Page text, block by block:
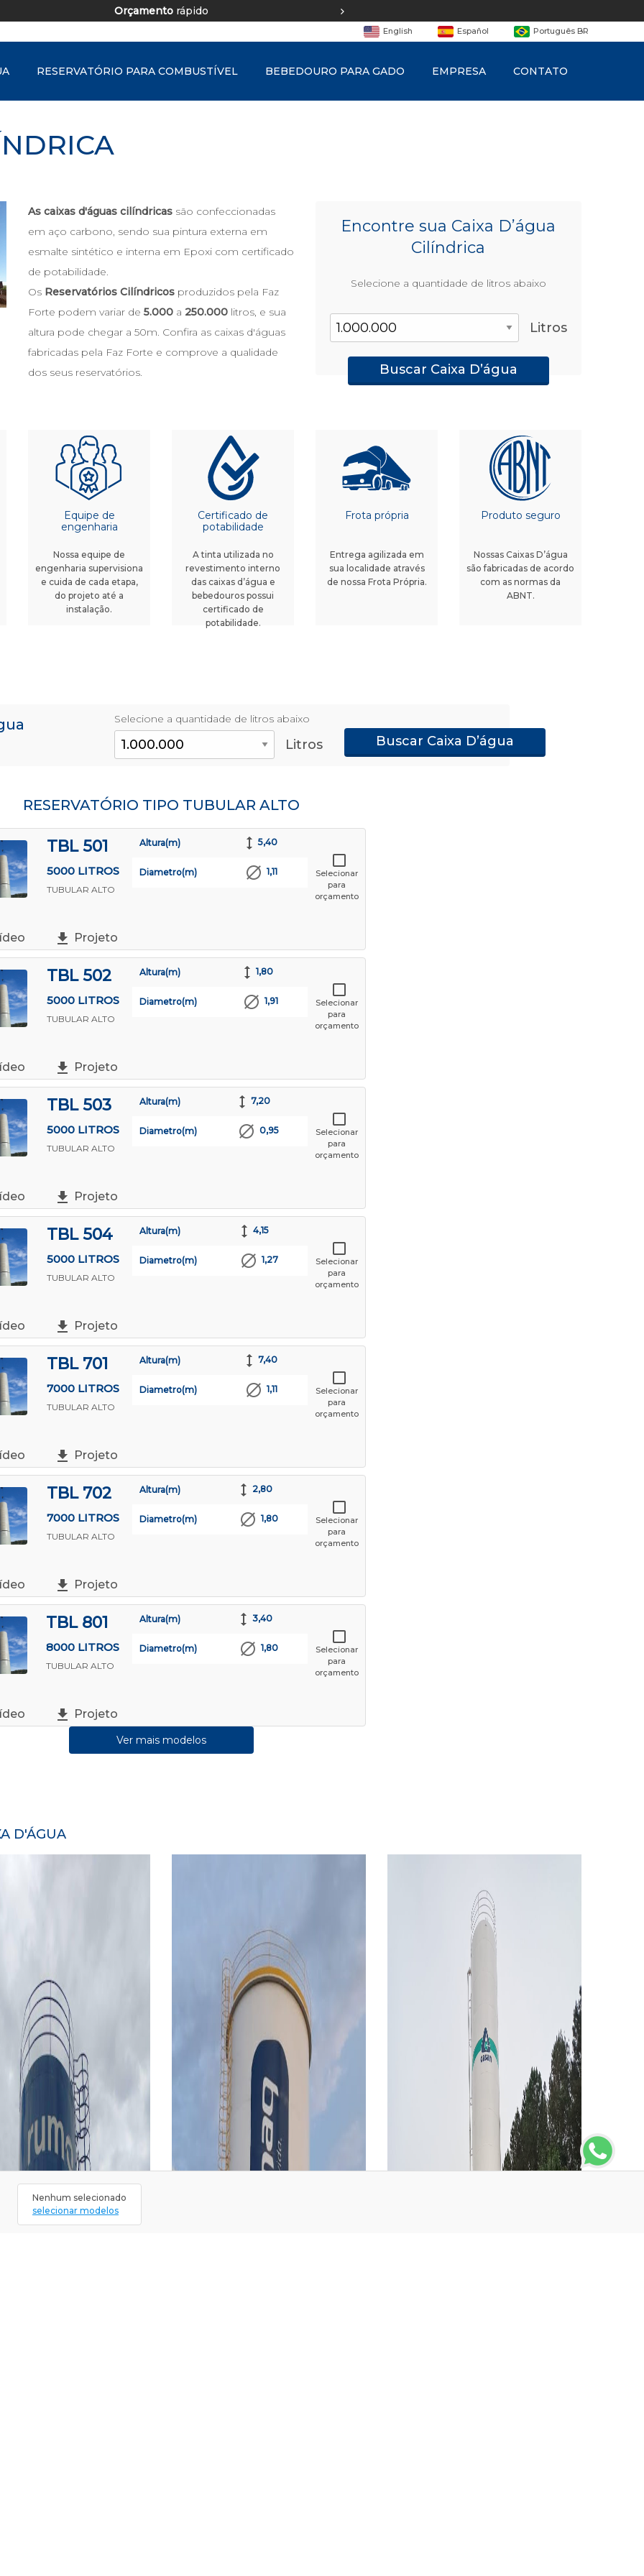
Orçamentorápido
English Español Português BR
RESERVATÓRIO PARA COMBUSTÍVEL BEBEDOURO PARA GADO EMPRESA CONTATO
As caixas d'águas cilíndricassão confeccionadas
em aço carbono, sendo sua pintura externa em
esmalte sintético e interna em Epoxi com certificado
de potabilidade.
Os Reservatórios Cilíndricosproduzidos pela Faz
Forte podem variar de 5.000a 250.000litros, e sua
altura pode chegar a 50m. Confira as caixas d'águas
fabricadas pela Faz Forte e comprove a qualidade
dos seus reservatórios.
Encontre sua Caixa D’água
Cilíndrica
Selecione a quantidade de litros abaixo
Litros
Buscar Caixa D’água
Equipe de
engenharia
Nossa equipe de
engenharia supervisiona
e cuida de cada etapa,
do projeto até a
instalação.
Certificado de
potabilidade
A tinta utilizada no
revestimento interno
das caixas d’água e
bebedouros possui
certificado de
potabilidade.
Frota própria
Entrega agilizada em
sua localidade através
de nossa Frota Própria.
Produto seguro
Nossas Caixas D’água
são fabricadas de acordo
com as normas da
ABNT.
Selecione a quantidade de litros abaixo
Litros Buscar Caixa D’água
RESERVATÓRIO TIPO TUBULAR ALTO
TBL 501
5000 LITROS
TUBULAR ALTO
Projeto
Altura(m) 5,40
Diametro(m) 1,11
Selecionar
para
orçamento
TBL 502
5000 LITROS
TUBULAR ALTO
Projeto
Altura(m) 1,80
Diametro(m) 1,91
Selecionar
para
orçamento
TBL 503
5000 LITROS
TUBULAR ALTO
Projeto
Altura(m) 7,20
Diametro(m) 0,95
Selecionar
para
orçamento
TBL 504
5000 LITROS
TUBULAR ALTO
Projeto
Altura(m) 4,15
Diametro(m) 1,27
Selecionar
para
orçamento
TBL 701
7000 LITROS
TUBULAR ALTO
Projeto
Altura(m) 7,40
Diametro(m) 1,11
Selecionar
para
orçamento
TBL 702
7000 LITROS
TUBULAR ALTO
Projeto
Altura(m) 2,80
Diametro(m) 1,80
Selecionar
para
orçamento
TBL 801
8000 LITROS
TUBULAR ALTO
Projeto
Altura(m) 3,40
Diametro(m) 1,80
Selecionar
para
orçamento
Ver mais modelos
D'ÁGUA
Nenhum selecionado
selecionar modelos